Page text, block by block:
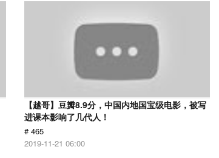
【越哥】豆瓣8.9分，中国内地国宝级电影，被写
进课本影响了几代人！
# 465
2019-11-21 06:00